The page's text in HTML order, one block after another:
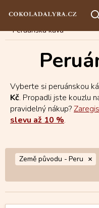
E-shop s čokoládou
Peruánská káva
Vyberte si peruánskou
Kč. Propadli jste kouzlu
pravidelný nákup?
slevu až 10 %.
Země původu - Peru